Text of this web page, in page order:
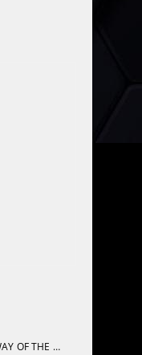
ONIMUSHA: WAY OF THE SWORD [NINTENDO SWITCH 2]